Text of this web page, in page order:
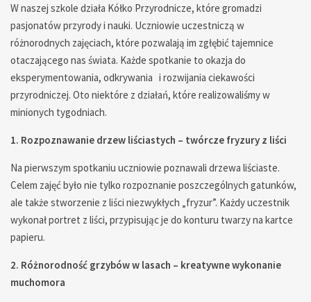
W naszej szkole działa Kółko Przyrodnicze, które gromadzi
pasjonatów przyrody i nauki. Uczniowie uczestniczą w
różnorodnych zajęciach, które pozwalają im zgłębić tajemnice
otaczającego nas świata. Każde spotkanie to okazja do
eksperymentowania, odkrywania i rozwijania ciekawości
przyrodniczej. Oto niektóre z działań, które realizowaliśmy w
minionych tygodniach.
1. Rozpoznawanie drzew liściastych – twórcze fryzury z liści
Na pierwszym spotkaniu uczniowie poznawali drzewa liściaste.
Celem zajęć było nie tylko rozpoznanie poszczególnych gatunków,
ale także stworzenie z liści niezwykłych „fryzur”. Każdy uczestnik
wykonał portret z liści, przypisując je do konturu twarzy na kartce
papieru.
2. Różnorodność grzybów w lasach – kreatywne wykonanie
muchomora